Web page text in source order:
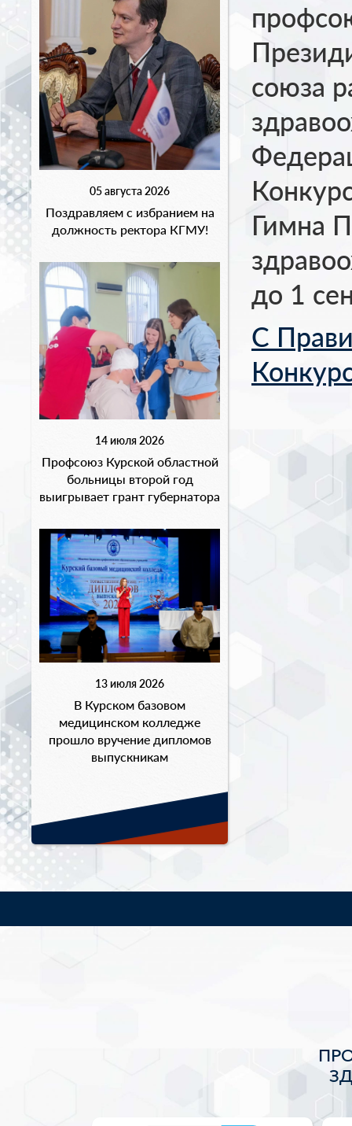
05 августа 2026
Поздравляем с избранием на
должность ректора КГМУ!
14 июля 2026
Профсоюз Курской областной
больницы второй год
выигрывает грант губернатора
13 июля 2026
В Курском базовом
медицинском колледже
прошло вручение дипломов
выпускникам
союза
Гимна
до 1
С